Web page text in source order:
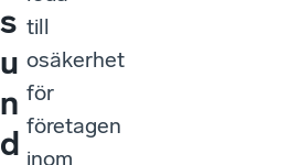
s
u
n
d
till
osäkerhet
för
företagen
inom